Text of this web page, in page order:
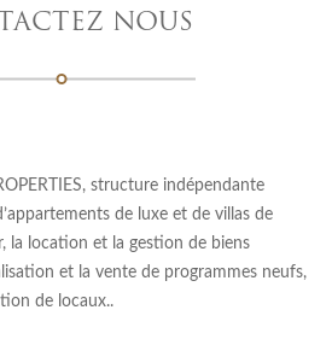
NOUS
structure indépendante
de luxe et de villas de
la location et la gestion de biens
et la vente de programmes neufs,
de locaux..